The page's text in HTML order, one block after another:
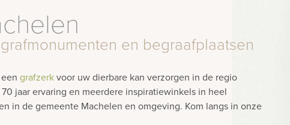
en begraafplaatsen
grafzerkvoor uw dierbare kan verzorgen in de regio
jaar ervaring en meerdere inspiratiewinkels in heel
in de gemeente Machelen en omgeving. Kom langs in onze